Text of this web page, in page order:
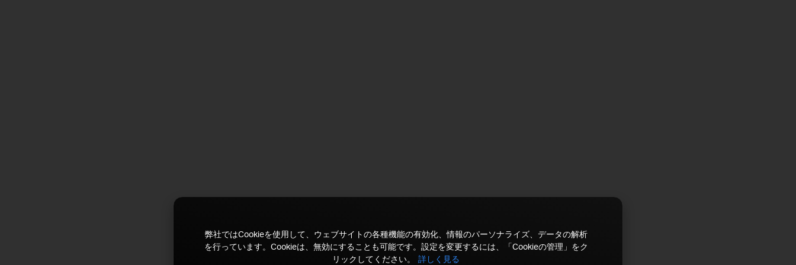
弊社ではCookieを使用して、ウェブサイトの各種機能の有効化、情報のパーソナライズ、データの解析
を行っています。Cookieは、無効にすることも可能です。設定を変更するには、「Cookieの管理」をク
リックしてください。
詳しく見る